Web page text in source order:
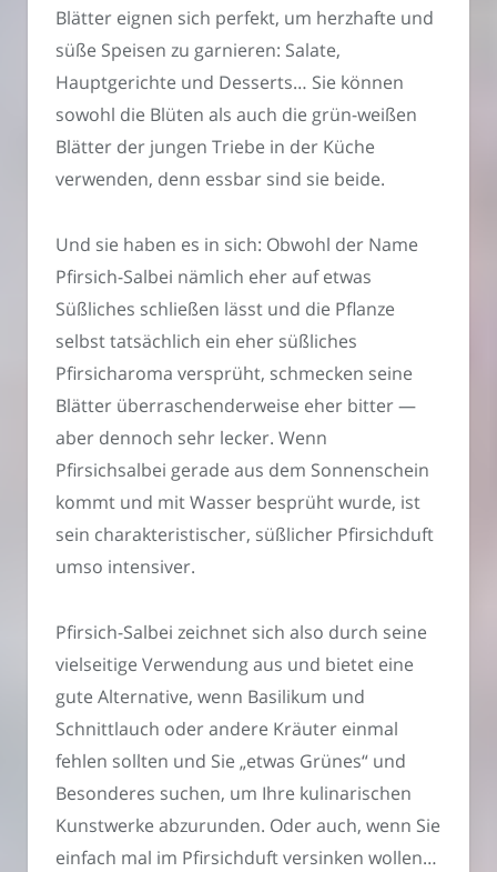
Blätter eignen sich perfekt, um herzhafte und
süße Speisen zu garnieren: Salate,
Hauptgerichte und Desserts… Sie können
sowohl die Blüten als auch die grün-weißen
Blätter der jungen Triebe in der Küche
verwenden, denn essbar sind sie beide.
Und sie haben es in sich: Obwohl der Name
Pfirsich-Salbei nämlich eher auf etwas
Süßliches schließen lässt und die Pflanze
selbst tatsächlich ein eher süßliches
Pfirsicharoma versprüht, schmecken seine
Blätter überraschenderweise eher bitter —
aber dennoch sehr lecker. Wenn
Pfirsichsalbei gerade aus dem Sonnenschein
kommt und mit Wasser besprüht wurde, ist
sein charakteristischer, süßlicher Pfirsichduft
umso intensiver.
Pfirsich-Salbei zeichnet sich also durch seine
vielseitige Verwendung aus und bietet eine
gute Alternative, wenn Basilikum und
Schnittlauch oder andere Kräuter einmal
fehlen sollten und Sie „etwas Grünes“ und
Besonderes suchen, um Ihre kulinarischen
Kunstwerke abzurunden. Oder auch, wenn Sie
einfach mal im Pfirsichduft versinken wollen…